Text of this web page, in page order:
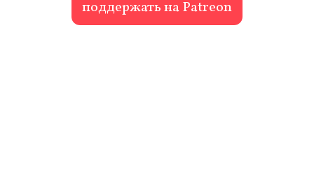
поддержать на Patreon